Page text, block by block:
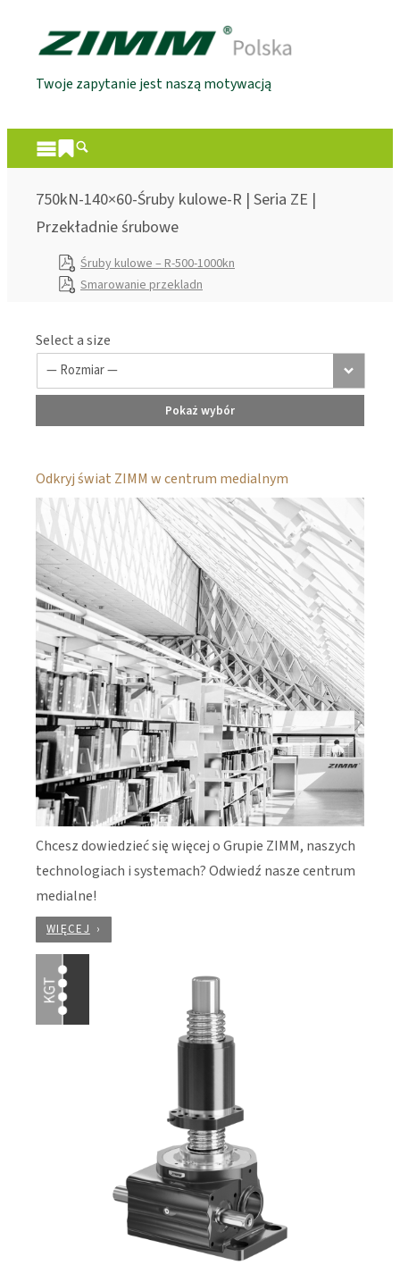
Twoje zapytanie jest naszą motywacją
750kN-140×60-Śruby kulowe-R | Seria ZE |
Przekładnie śrubowe
Śruby kulowe – R-500-1000kn
Smarowanie przekladn
Select a size
Pokaż wybór
Odkryj świat ZIMM w centrum medialnym
Chcesz dowiedzieć się więcej o Grupie ZIMM, naszych
technologiach i systemach? Odwiedź nasze centrum
medialne!
WIĘCEJ